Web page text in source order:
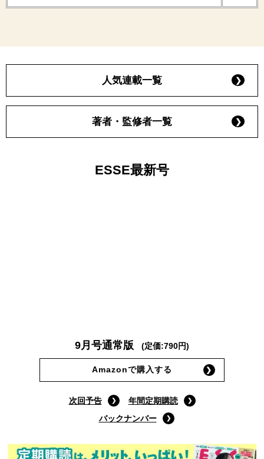
人気連載一覧
著者・監修者一覧
ESSE最新号
9月号通常版
Amazonで購入する
次回予告
年間定期購読